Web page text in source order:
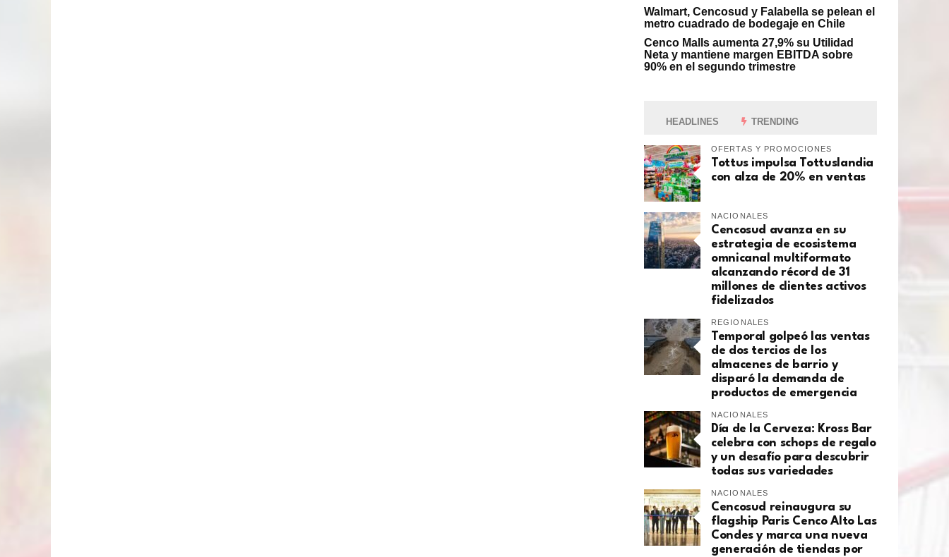
Walmart, Cencosud y Falabella se pelean el
metro cuadrado de bodegaje en Chile
Cenco Malls aumenta 27,9% su Utilidad
Neta y mantiene margen EBITDA sobre
90% en el segundo trimestre
HEADLINES TRENDING
OFERTAS Y PROMOCIONES
Tottus impulsa Tottuslandia
con alza de 20% en ventas
NACIONALES
Cencosud avanza en su
estrategia de ecosistema
omnicanal multiformato
alcanzando récord de 31
millones de clientes activos
fidelizados
REGIONALES
Temporal golpeó las ventas
de dos tercios de los
almacenes de barrio y
disparó la demanda de
productos de emergencia
NACIONALES
Día de la Cerveza: Kross Bar
celebra con schops de regalo
y un desafío para descubrir
todas sus variedades
NACIONALES
Cencosud reinaugura su
flagship Paris Cenco Alto Las
Condes y marca una nueva
generación de tiendas por